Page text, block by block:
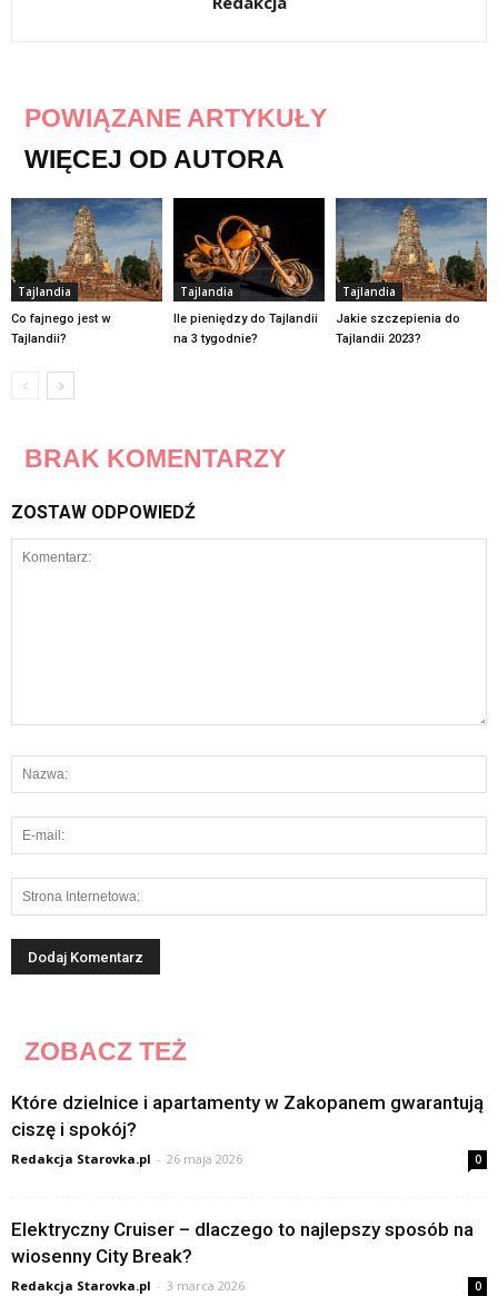
POWIĄZANE ARTYKUŁY
WIĘCEJ OD AUTORA
Tajlandia
Co fajnego jest w
Tajlandii?
Tajlandia
Ile pieniędzy do Tajlandii
na 3 tygodnie?
Tajlandia
Jakie szczepienia do
Tajlandii 2023?
BRAK KOMENTARZY
ZOSTAW ODPOWIEDŹ
ZOBACZ TEŻ
Które dzielnice i apartamenty w Zakopanem gwarantują
ciszę i spokój?
Redakcja Starovka.pl - 26 maja 2026 0
Elektryczny Cruiser – dlaczego to najlepszy sposób na
wiosenny City Break?
Redakcja Starovka.pl - 3 marca 2026 0